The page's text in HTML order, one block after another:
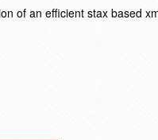
of an efficient stax based